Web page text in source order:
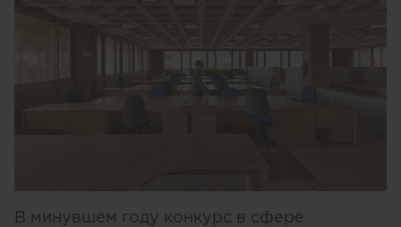
В минувшем году конкурс в сфере